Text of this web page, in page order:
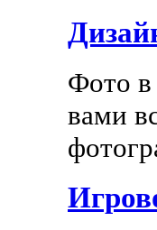
Фото в
вами